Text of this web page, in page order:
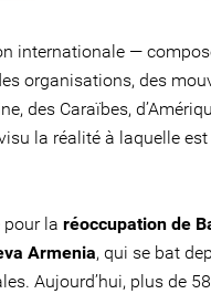
internationale —
organisations, des
des Caraïbes,
la réalité à laquelle
la réoccupation de
Armenia, qui se bat
Aujourd’hui, plus de